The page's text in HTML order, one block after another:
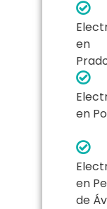
en
en
en
de